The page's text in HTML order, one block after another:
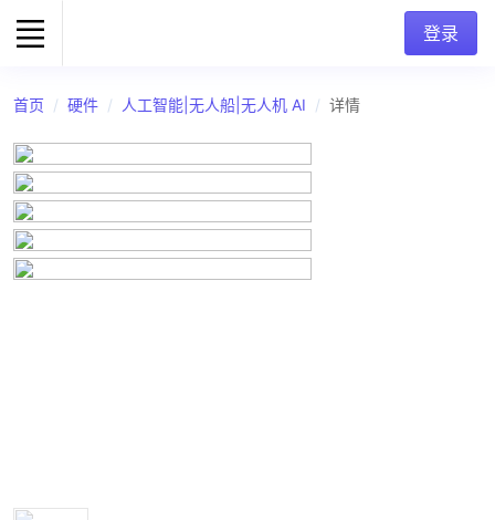
登录
首页 硬件 人工智能|无人船|无人机 AI 详情